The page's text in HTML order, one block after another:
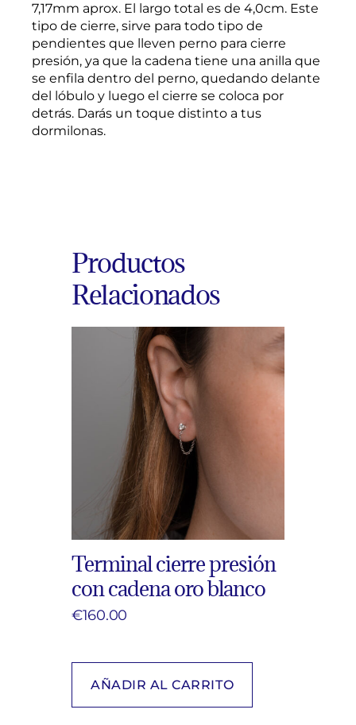
7,17mm aprox. El largo total es de 4,0cm. Este
tipo de cierre, sirve para todo tipo de
pendientes que lleven perno para cierre
presión, ya que la cadena tiene una anilla que
se enfila dentro del perno, quedando delante
del lóbulo y luego el cierre se coloca por
detrás. Darás un toque distinto a tus
dormilonas.
Productos
Relacionados
Terminal cierre presión
con cadena oro blanco
€160.00
AÑADIR AL CARRITO